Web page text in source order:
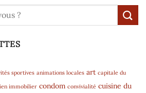
sportives animations locales art capitale du
immobilier condom convivialité cuisine du